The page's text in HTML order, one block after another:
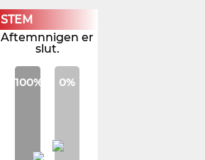
STEM
Aftemnnigen er
slut.
100% 0%